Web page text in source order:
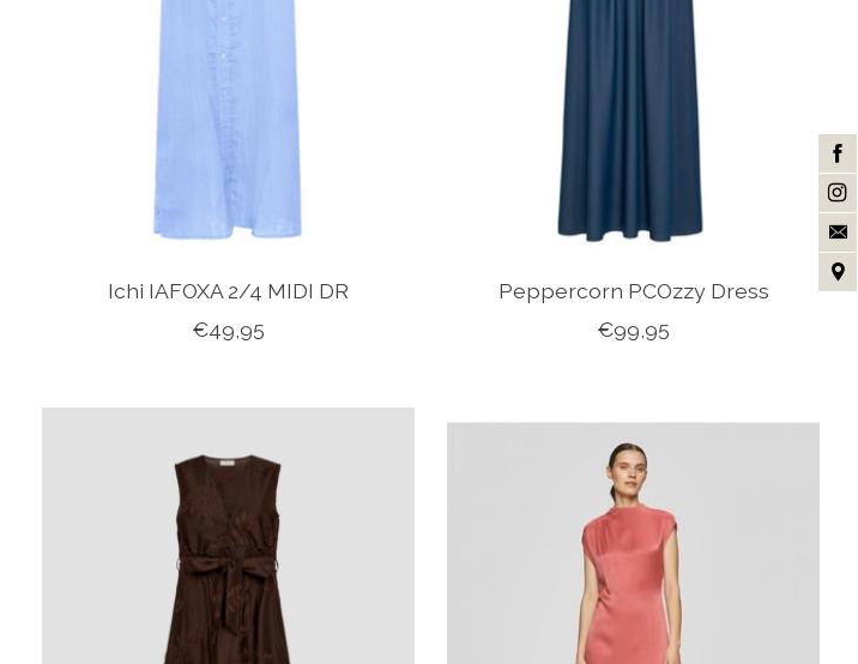
Ichi IAFOXA 2/4 MIDI DR
€49,95
Peppercorn PCOzzy Dress
€99,95